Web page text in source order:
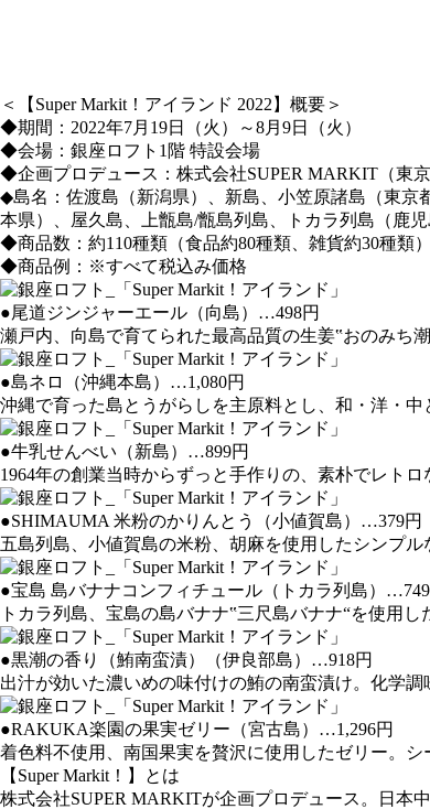
＜【Super Markit！アイランド 2022】概要＞
◆期間：2022年7月19日（火）～8月9日（火）
◆会場：銀座ロフト1階 特設会場
◆企画プロデュース：株式会社SUPER MARKIT（東京
◆島名：佐渡島（新潟県）、新島、小笠原諸島（東京
本県）、屋久島、上甑島/甑島列島、トカラ列島（鹿
◆商品数：約110種類（食品約80種類、雑貨約30種類）
◆商品例：※すべて税込み価格
●尾道ジンジャーエール（向島）…498円
瀬戸内、向島で育てられた最高品質の生姜‟おのみち
●島ネロ（沖縄本島）…1,080円
沖縄で育った島とうがらしを主原料とし、和・洋・中
●牛乳せんべい（新島）…899円
1964年の創業当時からずっと手作りの、素朴でレトロ
●SHIMAUMA 米粉のかりんとう（小値賀島）…379円
五島列島、小値賀島の米粉、胡麻を使用したシンプ
●宝島 島バナナコンフィチュール（トカラ列島）…749
トカラ列島、宝島の島バナナ‟三尺島バナナ“を使用
●黒潮の香り（鮪南蛮漬）（伊良部島）…918円
出汁が効いた濃いめの味付けの鮪の南蛮漬け。化学調
●RAKUKA楽園の果実ゼリー（宮古島）…1,296円
着色料不使用、南国果実を贅沢に使用したゼリー。
【Super Markit！】とは
株式会社SUPER MARKITが企画プロデュース。日本